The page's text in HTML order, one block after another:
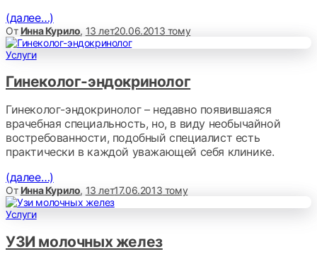
(далее…)
ОтИнна Курило, 13 лет20.06.2013 тому
Услуги
Гинеколог-эндокринолог
Гинеколог-эндокринолог – недавно появившаяся
врачебная специальность, но, в виду необычайной
востребованности, подобный специалист есть
практически в каждой уважающей себя клинике.
(далее…)
ОтИнна Курило, 13 лет17.06.2013 тому
Услуги
УЗИ молочных желез